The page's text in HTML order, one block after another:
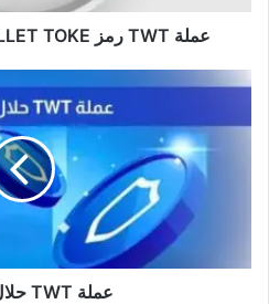
عملة TWT رمز TRUST WALLET TOKE مستقبلها
حلال
عملة TWT حلال ام حرام